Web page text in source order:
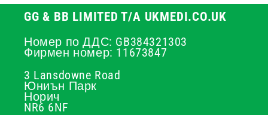
GG & BB LIMITED T/A UKMEDI.CO.UK
Номер по ДДС: GB384321303
Фирмен номер: 11673847
3 Lansdowne Road
Юниън Парк
Норич
NR6 6NF